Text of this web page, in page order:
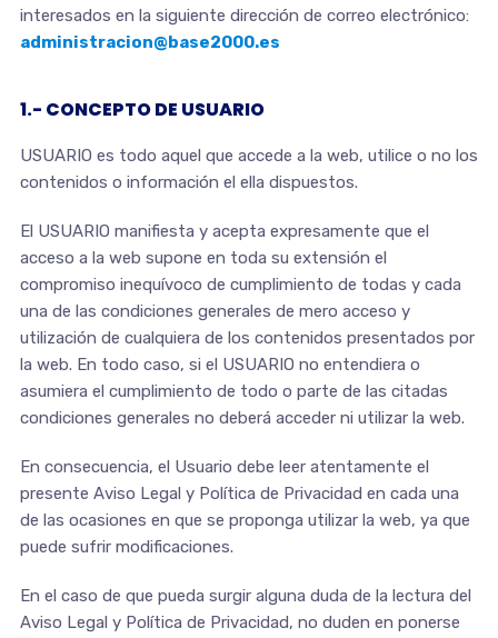
interesados en la siguiente dirección de correo electrónico:
administracion@base2000.es
1.- CONCEPTO DE USUARIO
USUARIO es todo aquel que accede a la web, utilice o no los
contenidos o información el ella dispuestos.
El USUARIO manifiesta y acepta expresamente que el
acceso a la web supone en toda su extensión el
compromiso inequívoco de cumplimiento de todas y cada
una de las condiciones generales de mero acceso y
utilización de cualquiera de los contenidos presentados por
la web. En todo caso, si el USUARIO no entendiera o
asumiera el cumplimiento de todo o parte de las citadas
condiciones generales no deberá acceder ni utilizar la web.
En consecuencia, el Usuario debe leer atentamente el
presente Aviso Legal y Política de Privacidad en cada una
de las ocasiones en que se proponga utilizar la web, ya que
puede sufrir modificaciones.
En el caso de que pueda surgir alguna duda de la lectura del
Aviso Legal y Política de Privacidad, no duden en ponerse